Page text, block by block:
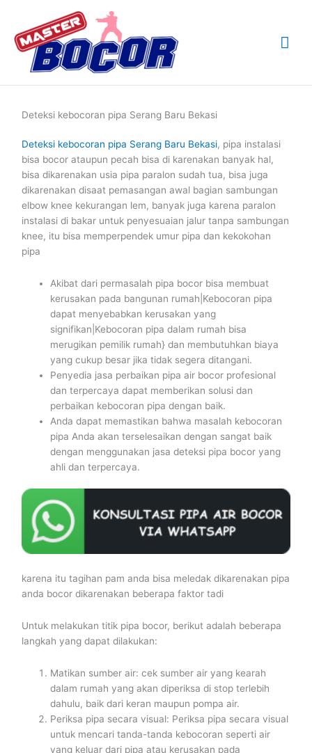
content
Deteksi kebocoran pipa Serang Baru Bekasi
Deteksi kebocoran pipa Serang Baru Bekasi, pipa instalasi
bisa bocor ataupun pecah bisa di karenakan banyak hal,
bisa dikarenakan usia pipa paralon sudah tua, bisa juga
dikarenakan disaat pemasangan awal bagian sambungan
elbow knee kekurangan lem, banyak juga karena paralon
instalasi di bakar untuk penyesuaian jalur tanpa sambungan
knee, itu bisa memperpendek umur pipa dan kekokohan
pipa
Akibat dari permasalah pipa bocor bisa membuat
kerusakan pada bangunan rumah|Kebocoran pipa
dapat menyebabkan kerusakan yang
signifikan|Kebocoran pipa dalam rumah bisa
merugikan pemilik rumah} dan membutuhkan biaya
yang cukup besar jika tidak segera ditangani.
Penyedia jasa perbaikan pipa air bocor profesional
dan terpercaya dapat memberikan solusi dan
perbaikan kebocoran pipa dengan baik.
Anda dapat memastikan bahwa masalah kebocoran
pipa Anda akan terselesaikan dengan sangat baik
dengan menggunakan jasa deteksi pipa bocor yang
ahli dan terpercaya.
karena itu tagihan pam anda bisa meledak dikarenakan pipa
anda bocor dikarenakan beberapa faktor tadi
Untuk melakukan titik pipa bocor, berikut adalah beberapa
langkah yang dapat dilakukan:
Matikan sumber air: cek sumber air yang kearah
dalam rumah yang akan diperiksa di stop terlebih
dahulu, baik dari keran maupun pompa air.
Periksa pipa secara visual: Periksa pipa secara visual
untuk mencari tanda-tanda kebocoran seperti air
yang keluar dari pipa atau kerusakan pada